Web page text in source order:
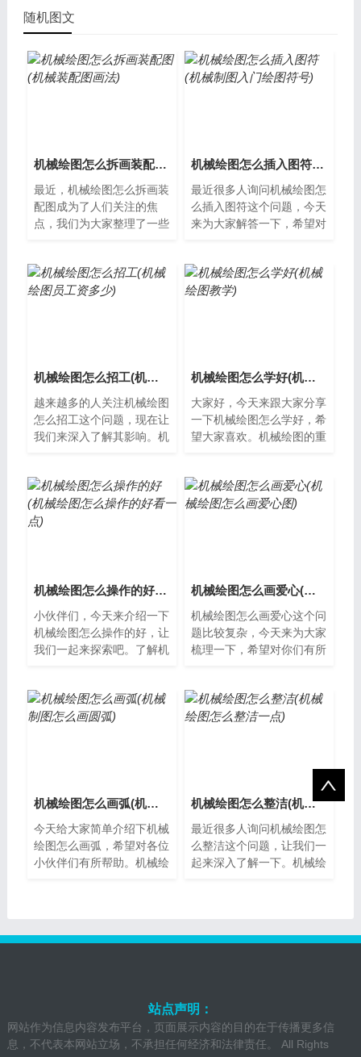
随机图文
机械绘图怎么拆画装配图(机械装配图画法)
最近，机械绘图怎么拆画装
配图成为了人们关注的焦
点，我们为大家整理了一些
吧。机械绘图...
机械绘图怎么插入图符(机械制图入门绘图符号)
最近很多人询问机械绘图怎
么插入图符这个问题，今天
来为大家解答一下，希望对
符是非常重...
机械绘图怎么招工(机械绘图员工资多少)
越来越多的人关注机械绘图
怎么招工这个问题，现在让
我们来深入了解其影响。机
行业得到了...
机械绘图怎么学好(机械绘图教学)
大家好，今天来跟大家分享
一下机械绘图怎么学好，希
望大家喜欢。机械绘图的重
分。通过机械...
机械绘图怎么操作的好(机械绘图怎么操作的好看一点)
小伙伴们，今天来介绍一下
机械绘图怎么操作的好，让
我们一起来探索吧。了解机
一些基本知...
机械绘图怎么画爱心(机械绘图怎么画爱心图)
机械绘图怎么画爱心这个问
题比较复杂，今天来为大家
梳理一下，希望对你们有所
技能，它可...
机械绘图怎么画弧(机械制图怎么画圆弧)
今天给大家简单介绍下机械
绘图怎么画弧，希望对各位
小伙伴们有所帮助。机械绘
机械绘图怎么整洁(机械绘图怎么整洁一点)
最近很多人询问机械绘图怎
么整洁这个问题，让我们一
起来深入了解一下。机械绘
站点声明：
网站作为信息内容发布平台，页面展示内容的目的在于传播更多信
息，不代表本网站立场，不承担任何经济和法律责任。 All Rights